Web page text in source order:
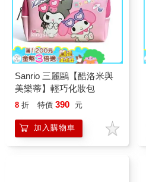
Sanrio 三麗鷗【酷洛米與
美樂蒂】輕巧化妝包
8 折 特價 390 元
加入購物車